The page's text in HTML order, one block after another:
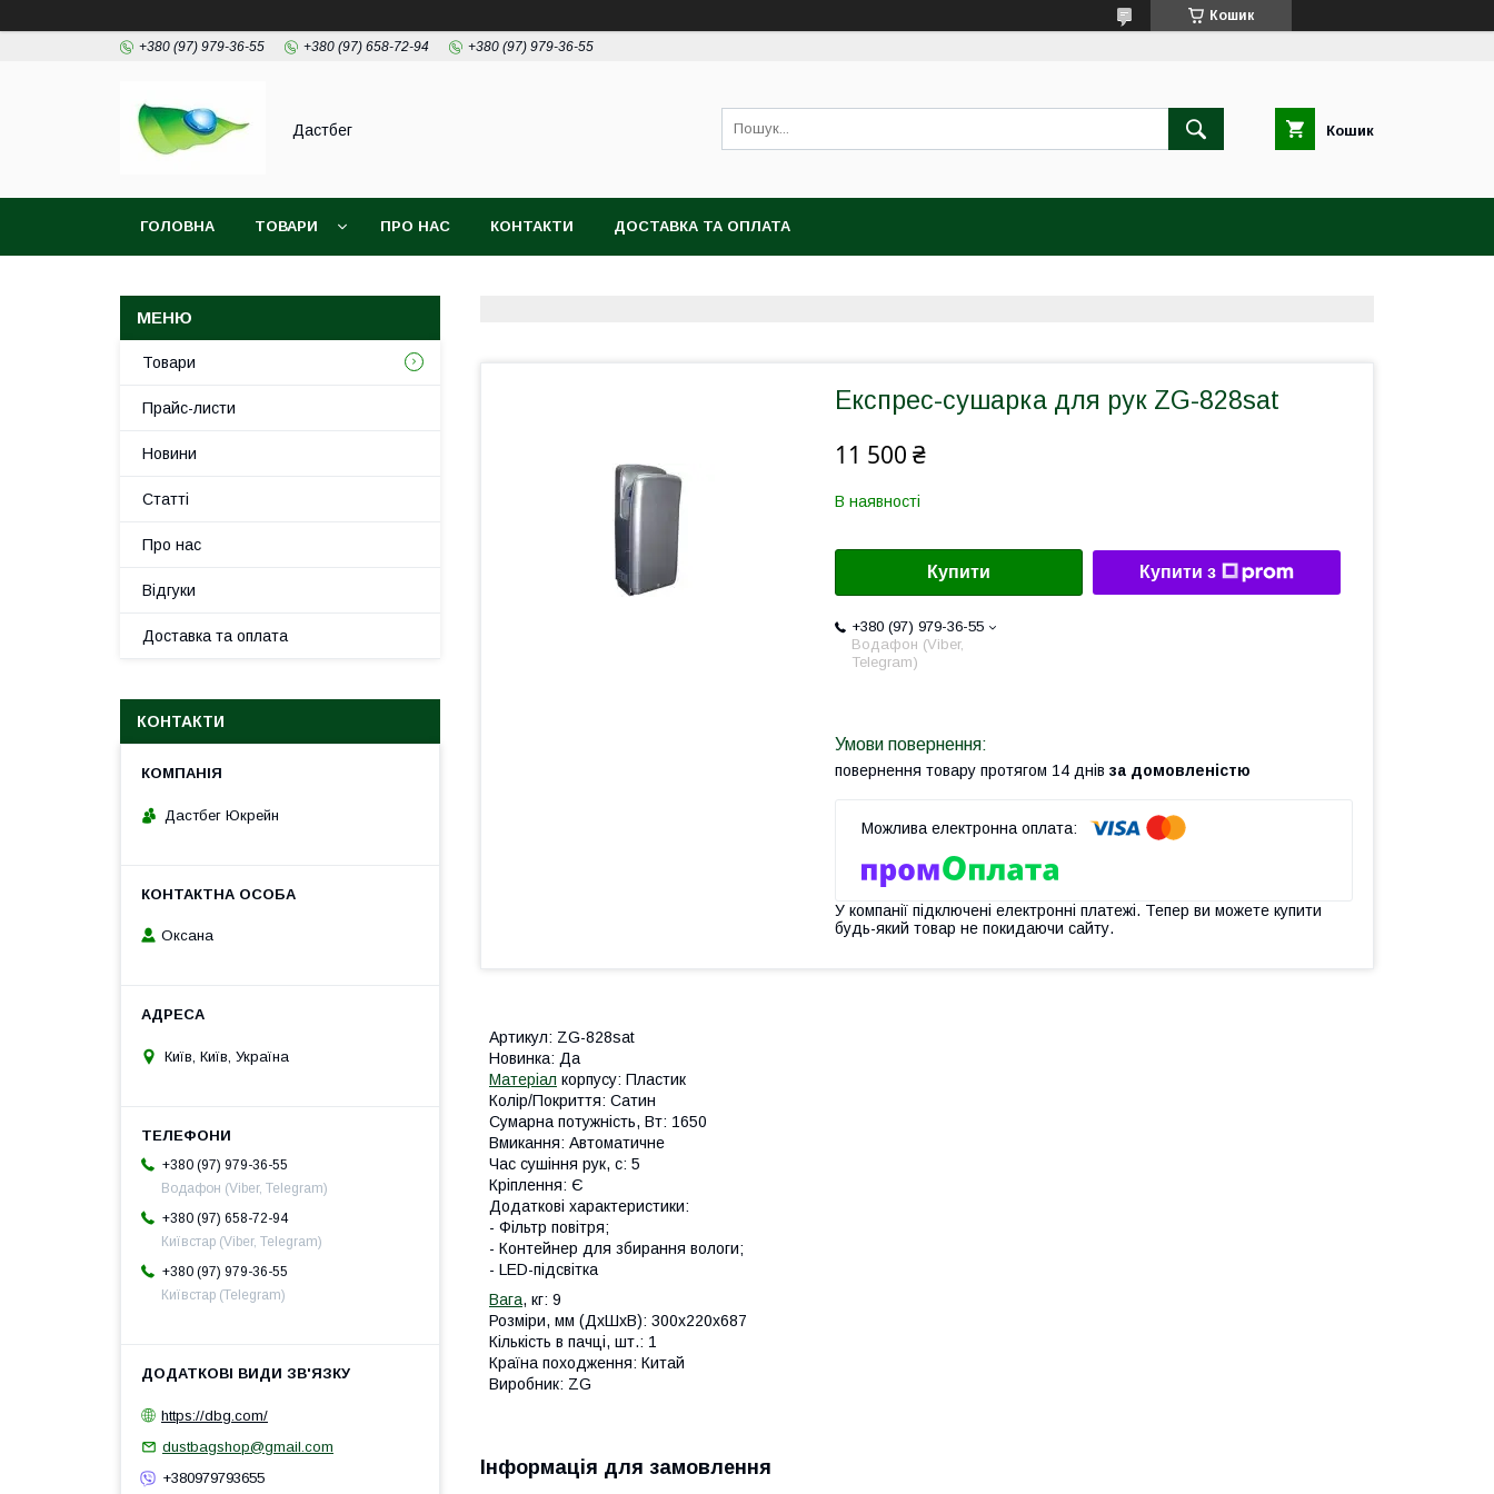
Кошик
+380 (97) 979-36-55 +380 (97) 658-72-94 +380 (97) 979-36-55
Дастбег Кошик
ГОЛОВНА ТОВАРИ ПРО НАС КОНТАКТИ ДОСТАВКА ТА ОПЛАТА
Експрес-сушарка для рук ZG-828sat
11 500 ₴
В наявності
Купити Купити з
+380 (97) 979-36-55
Водафон (Viber,
Telegram)
повернення товару протягом 14 днів за домовленістю
У компанії підключені електронні платежі. Тепер ви можете купити
будь-який товар не покидаючи сайту.
Артикул: ZG-828sat
Новинка: Да
Матеріал корпусу: Пластик
Колір/Покриття: Сатин
Сумарна потужність, Вт: 1650
Вмикання: Автоматичне
Час сушіння рук, с: 5
Кріплення: Є
Додаткові характеристики:
- Фільтр повітря;
- Контейнер для збирання вологи;
- LED-підсвітка
Вага, кг: 9
Розміри, мм (ДхШхВ): 300х220х687
Кількість в пачці, шт.: 1
Країна походження: Китай
Виробник: ZG
Інформація для замовлення
Товари
Прайс-листи
Новини
Статті
Про нас
Відгуки
Доставка та оплата
КОНТАКТИ
Дастбег Юкрейн
Оксана
Київ, Київ, Україна
+380 (97) 979-36-55
Водафон (Viber, Telegram)
+380 (97) 658-72-94
Київстар (Viber, Telegram)
+380 (97) 979-36-55
Київстар (Telegram)
https://dbg.com/
dustbagshop@gmail.com
+380979793655